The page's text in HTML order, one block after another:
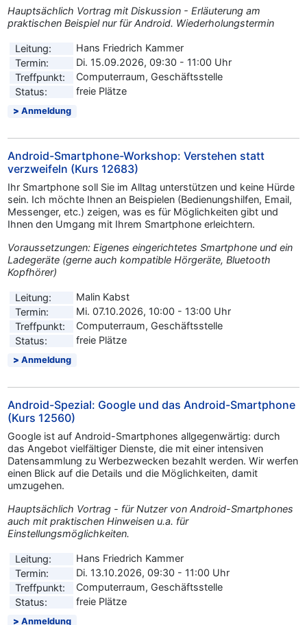
Hauptsächlich Vortrag mit Diskussion - Erläuterung am
praktischen Beispiel nur für Android. Wiederholungstermin
Leitung:
Hans Friedrich Kammer
Termin:
Di. 15.09.2026, 09:30 - 11:00 Uhr
Treffpunkt:
Computerraum, Geschäftsstelle
Status:
freie Plätze
Anmeldung
Android-Smartphone-Workshop: Verstehen statt
verzweifeln (Kurs 12683)
Ihr Smartphone soll Sie im Alltag unterstützen und keine Hürde
sein. Ich möchte Ihnen an Beispielen (Bedienungshilfen, Email,
Messenger, etc.) zeigen, was es für Möglichkeiten gibt und
Ihnen den Umgang mit Ihrem Smartphone erleichtern.
Voraussetzungen: Eigenes eingerichtetes Smartphone und ein
Ladegeräte (gerne auch kompatible Hörgeräte, Bluetooth
Kopfhörer)
Leitung:
Malin Kabst
Termin:
Mi. 07.10.2026, 10:00 - 13:00 Uhr
Treffpunkt:
Computerraum, Geschäftsstelle
Status:
freie Plätze
Anmeldung
Android-Spezial: Google und das Android-Smartphone
(Kurs 12560)
Google ist auf Android-Smartphones allgegenwärtig: durch
das Angebot vielfältiger Dienste, die mit einer intensiven
Datensammlung zu Werbezwecken bezahlt werden. Wir werfen
einen Blick auf die Details und die Möglichkeiten, damit
umzugehen.
Hauptsächlich Vortrag - für Nutzer von Android-Smartphones
auch mit praktischen Hinweisen u.a. für
Einstellungsmöglichkeiten.
Leitung:
Hans Friedrich Kammer
Termin:
Di. 13.10.2026, 09:30 - 11:00 Uhr
Treffpunkt:
Computerraum, Geschäftsstelle
Status:
freie Plätze
Anmeldung